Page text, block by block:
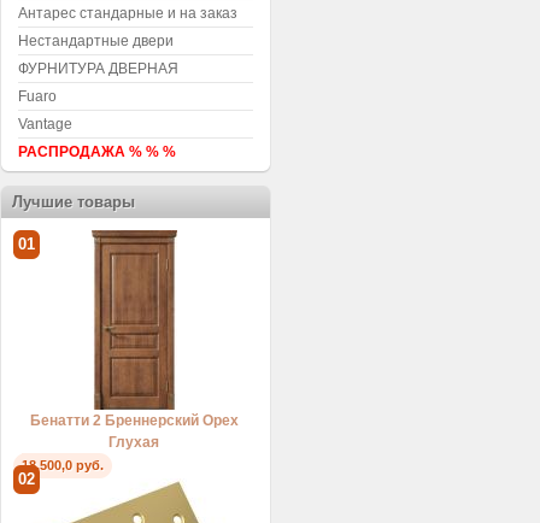
Антарес стандарные и на заказ
Нестандартные двери
ФУРНИТУРА ДВЕРНАЯ
Fuaro
Vantage
РАСПРОДАЖА % % %
Лучшие товары
01
Бенатти 2 Бреннерский Орех
Глухая
18.500,0 руб.
02